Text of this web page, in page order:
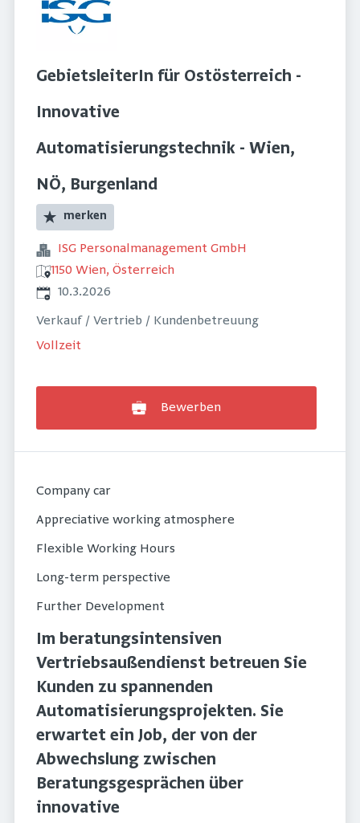
GebietsleiterIn für Ostösterreich -
Innovative
Automatisierungstechnik - Wien,
NÖ, Burgenland
merken
ISG Personalmanagement GmbH
1150 Wien, Österreich
Veröffentlicht
10.3.2026
Verkauf / Vertrieb / Kundenbetreuung
Vollzeit
Bewerben
Company car
Appreciative working atmosphere
Flexible Working Hours
Long-term perspective
Further Development
Im beratungsintensiven
Vertriebsaußendienst betreuen Sie
Kunden zu spannenden
Automatisierungsprojekten. Sie
erwartet ein Job, der von der
Abwechslung zwischen
Beratungsgesprächen über
innovative